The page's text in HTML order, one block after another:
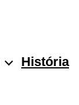
História